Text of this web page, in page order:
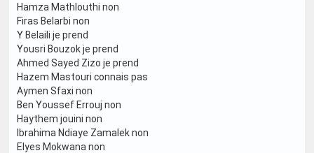
Hamza Mathlouthi non
Firas Belarbi non
Y Belaili je prend
Yousri Bouzok je prend
Ahmed Sayed Zizo je prend
Hazem Mastouri connais pas
Aymen Sfaxi non
Ben Youssef Errouj non
Haythem jouini non
Ibrahima Ndiaye Zamalek non
Elyes Mokwana non